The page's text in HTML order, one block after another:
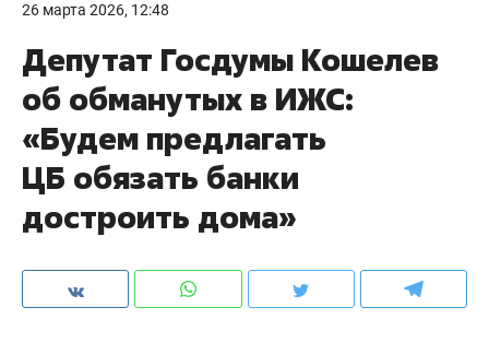
26 марта 2026, 12:48
Депутат Госдумы Кошелев
об обманутых в ИЖС:
«Будем предлагать
ЦБ обязать банки
достроить дома»